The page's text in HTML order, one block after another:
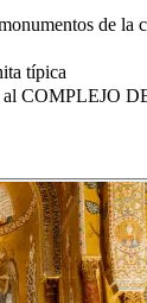
de la
típica
al COMPLEJO